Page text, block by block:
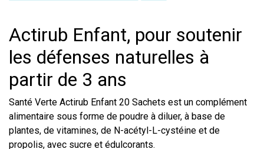
Actirub Enfant, pour soutenir
les défenses naturelles à
partir de 3 ans
Santé Verte Actirub Enfant 20 Sachets est un complément
alimentaire sous forme de poudre à diluer, à base de
plantes, de vitamines, de N-acétyl-L-cystéine et de
propolis, avec sucre et édulcorants.